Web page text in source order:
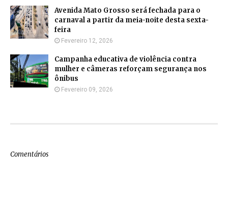
Avenida Mato Grosso será fechada para o
carnaval a partir da meia-noite desta sexta-
feira
Fevereiro 12, 2026
Campanha educativa de violência contra
mulher e câmeras reforçam segurança nos
ônibus
Fevereiro 09, 2026
Comentários